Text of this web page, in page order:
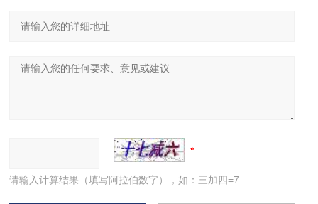
请输入计算结果（填写阿拉伯数字），如：三加四=7